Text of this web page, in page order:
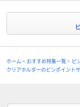
ホーム おすすめ特集一覧
ピ
クリアホルダーのピンポイント